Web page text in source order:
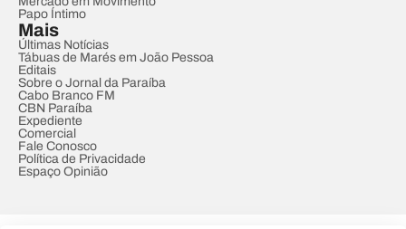
Papo Íntimo
Mais
Últimas Notícias
Tábuas de Marés em João Pessoa
Editais
Sobre o Jornal da Paraíba
Cabo Branco FM
CBN Paraíba
Expediente
Comercial
Fale Conosco
Política de Privacidade
Espaço Opinião